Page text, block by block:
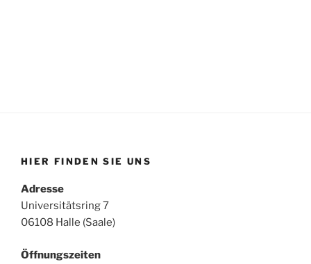
HIER FINDEN SIE UNS
Adresse
Universitätsring 7
06108 Halle (Saale)
Öffnungszeiten